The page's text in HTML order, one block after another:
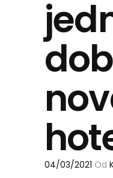
04/03/2021 Od